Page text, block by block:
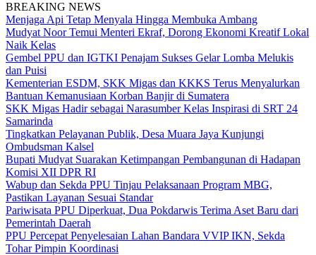
BREAKING NEWS
Menjaga Api Tetap Menyala Hingga Membuka Ambang
Mudyat Noor Temui Menteri Ekraf, Dorong Ekonomi Kreatif Lokal
Naik Kelas
Gembel PPU dan IGTKI Penajam Sukses Gelar Lomba Melukis
dan Puisi
Kementerian ESDM, SKK Migas dan KKKS Terus Menyalurkan
Bantuan Kemanusiaan Korban Banjir di Sumatera
SKK Migas Hadir sebagai Narasumber Kelas Inspirasi di SRT 24
Samarinda
Tingkatkan Pelayanan Publik, Desa Muara Jaya Kunjungi
Ombudsman Kalsel
Bupati Mudyat Suarakan Ketimpangan Pembangunan di Hadapan
Komisi XII DPR RI
Wabup dan Sekda PPU Tinjau Pelaksanaan Program MBG,
Pastikan Layanan Sesuai Standar
Pariwisata PPU Diperkuat, Dua Pokdarwis Terima Aset Baru dari
Pemerintah Daerah
PPU Percepat Penyelesaian Lahan Bandara VVIP IKN, Sekda
Tohar Pimpin Koordinasi